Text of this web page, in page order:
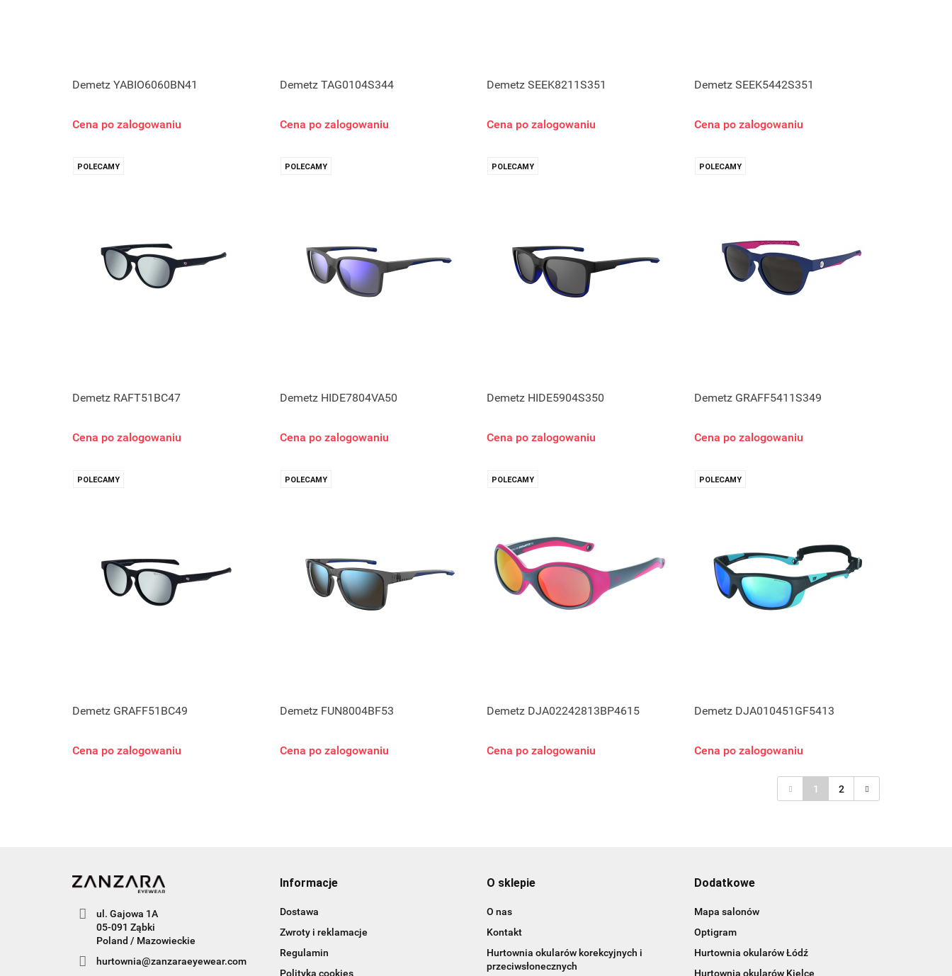
Demetz YABIO6060BN41
Cena po zalogowaniu
Demetz TAG0104S344
Cena po zalogowaniu
Demetz SEEK8211S351
Cena po zalogowaniu
Demetz SEEK5442S351
Cena po zalogowaniu
POLECAMY
Demetz RAFT51BC47
Cena po zalogowaniu
POLECAMY
Demetz HIDE7804VA50
Cena po zalogowaniu
POLECAMY
Demetz HIDE5904S350
Cena po zalogowaniu
POLECAMY
Demetz GRAFF5411S349
Cena po zalogowaniu
POLECAMY
Demetz GRAFF51BC49
Cena po zalogowaniu
POLECAMY
Demetz FUN8004BF53
Cena po zalogowaniu
POLECAMY
Demetz DJA02242813BP4615
Cena po zalogowaniu
POLECAMY
Demetz DJA010451GF5413
Cena po zalogowaniu
1 2
ul. Gajowa 1A
05-091 Ząbki
Poland / Mazowieckie
hurtownia@zanzaraeyewear.com
Informacje
Dostawa
Zwroty i reklamacje
Regulamin
Polityka cookies
O sklepie
O nas
Kontakt
Hurtownia okularów korekcyjnych i
przeciwsłonecznych
Dodatkowe
Mapa salonów
Optigram
Hurtownia okularów Łódź
Hurtownia okularów Kielce